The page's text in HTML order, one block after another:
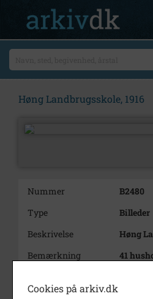
Høng Landbrugsskole, 1916
Nummer
B2480
Type
Billeder
Beskrivelse
Høng
Bemærkning
41
Årstal
Cookies på arkiv.dk